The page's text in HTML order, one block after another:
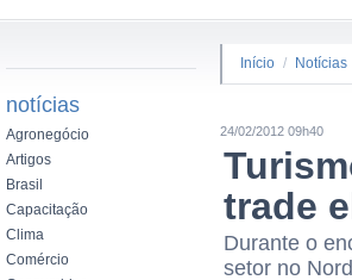
notícias
Agronegócio
Artigos
Brasil
Capacitação
Clima
Comércio
Início / Notícias
24/02/2012 09h40
trade
Durante o
setor no